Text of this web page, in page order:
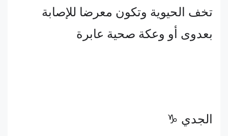
تخف الحيوية وتكون معرضا للإصابة
بعدوى أو وعكة صحية عابرة
الجدي ♑